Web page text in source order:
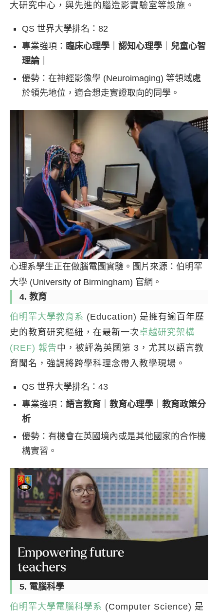
大研究中心，與先進的腦造影實驗室等設施。
QS 世界大學排名：82
專業強項： 臨床心理學 認知心理學
兒童心智
理論｜
優勢：在神經影像學 (Neuroimaging) 等領域處
於領先地位，適合想走實證取向的同學。
心理系學生正在做腦電圖實驗。圖片來源：伯明罕
大學 (University of Birmingham) 官網。
4. 教育
伯明罕大學教育系 (Education) 是擁有逾百年歷
史的教育研究樞紐，在最新一次卓越研究架構
(REF) 報告中，被評為英國第 3，尤其以語言教
育聞名，強調將跨學科理念帶入教學現場。
QS 世界大學排名：43
專業強項： 語言教育 教育心理學
教育政策分
析
優勢：有機會在英國境內或是其他國家的合作機
構實習。
5. 電腦科學
伯明罕大學電腦科學系 (Computer Science) 是